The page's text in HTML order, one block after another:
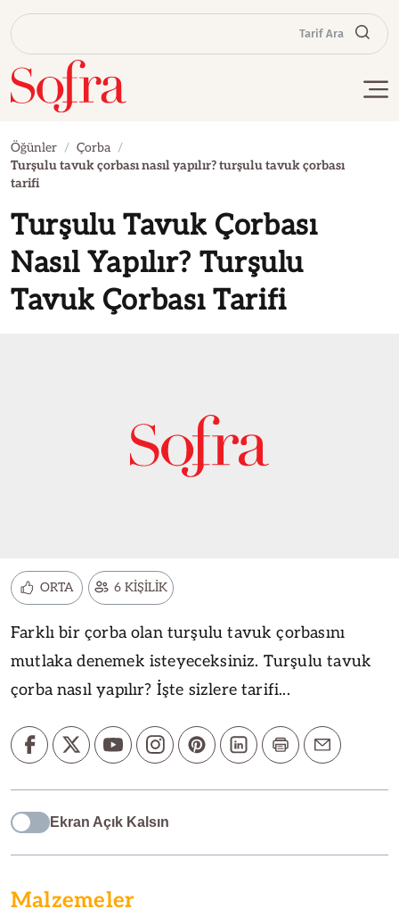
Tarif Ara
Öğünler
Çorba
Turşulu tavuk çorbası nasıl yapılır? turşulu tavuk çorbası
tarifi
Turşulu Tavuk Çorbası
Nasıl Yapılır? Turşulu
Tavuk Çorbası Tarifi
ORTA 6 KİŞİLİK
Farklı bir çorba olan turşulu tavuk çorbasını
mutlaka denemek isteyeceksiniz. Turşulu tavuk
çorba nasıl yapılır? İşte sizlere tarifi...
Ekran Açık Kalsın
Malzemeler